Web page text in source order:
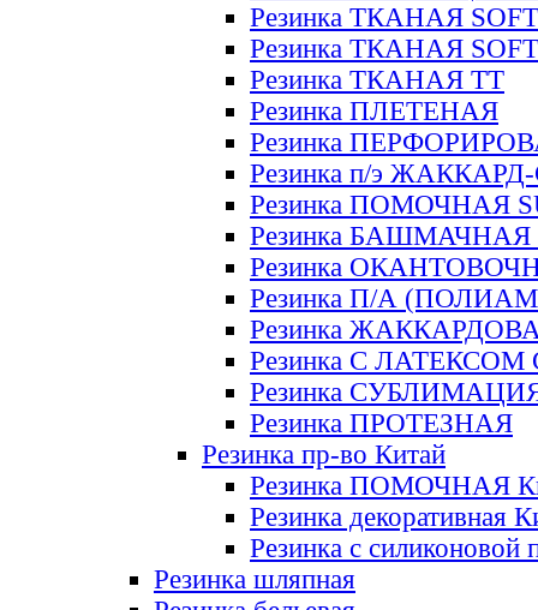
Резинка ТКАНАЯ SOFT
Резинка ТКАНАЯ
Резинка ТКАНАЯ ТТ
Резинка ПЛЕТЕНАЯ
Резинка
Резинка п/э
Резинка ПОМОЧНАЯ
Резинка БАШМАЧНАЯ
Резинка
Резинка П/А
Резинка
Резинка С ЛАТЕКСОМ
Резинка
Резинка ПРОТЕЗНАЯ
Резинка пр-во Китай
Резинка ПОМОЧНАЯ
Резинка декоративная
Резинка с силиконовой
Резинка шляпная